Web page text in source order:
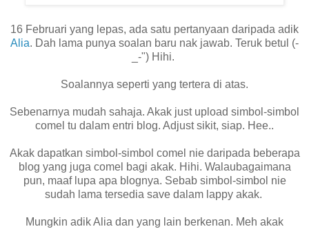
16 Februari yang lepas, ada satu pertanyaan daripada adik
Alia. Dah lama punya soalan baru nak jawab. Teruk betul (-
_-") Hihi.
Soalannya seperti yang tertera di atas.
Sebenarnya mudah sahaja. Akak just upload simbol-simbol
comel tu dalam entri blog. Adjust sikit, siap. Hee..
Akak dapatkan simbol-simbol comel nie daripada beberapa
blog yang juga comel bagi akak. Hihi. Walaubagaimana
pun, maaf lupa apa blognya. Sebab simbol-simbol nie
sudah lama tersedia save dalam lappy akak.
Mungkin adik Alia dan yang lain berkenan. Meh akak